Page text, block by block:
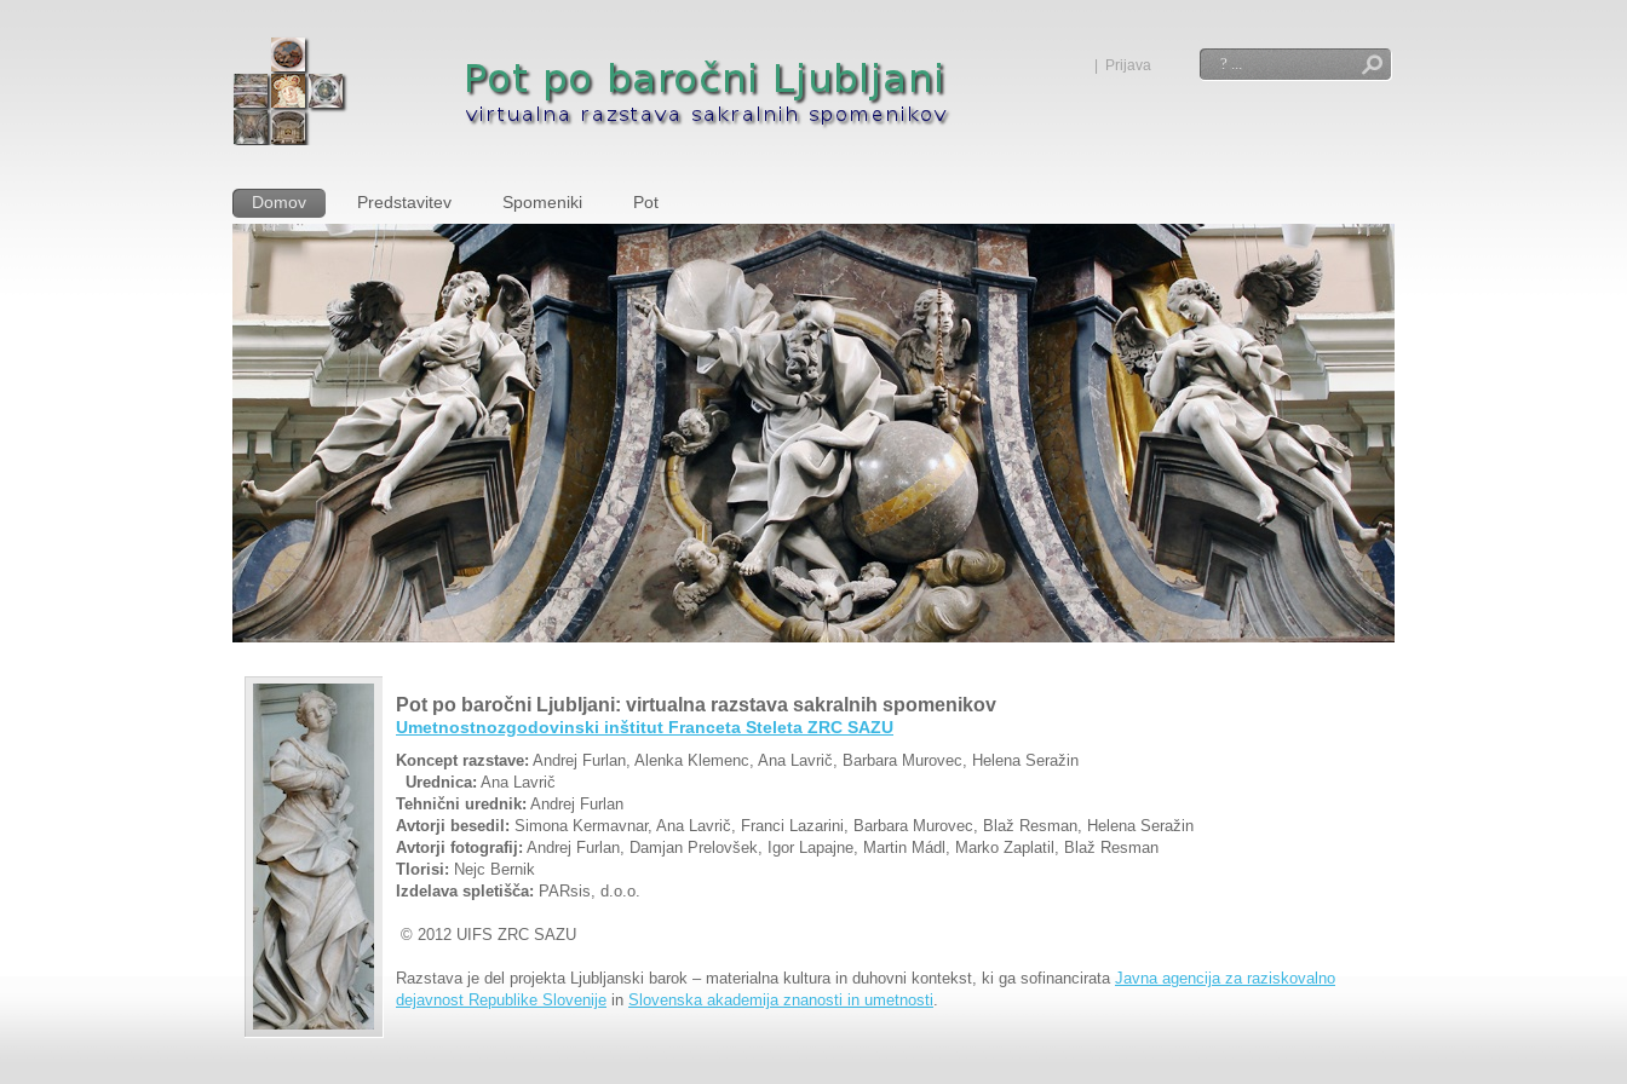
Prijava
Domov Predstavitev Spomeniki Pot
Pot po baročni Ljubljani: virtualna razstava sakralnih spomenikov
Umetnostnozgodovinski inštitut Franceta Steleta ZRC SAZU
Koncept razstave: Andrej Furlan, Alenka Klemenc, Ana Lavrič, Barbara Murovec, Helena Seražin
Urednica: Ana Lavrič
Tehnični urednik: Andrej Furlan
Avtorji besedil: Simona Kermavnar, Ana Lavrič, Franci Lazarini, Barbara Murovec, Blaž Resman, Helena Seražin
Avtorji fotografij: Andrej Furlan, Damjan Prelovšek, Igor Lapajne, Martin Mádl, Marko Zaplatil, Blaž Resman
Tlorisi: Nejc Bernik
Izdelava spletišča: PARsis, d.o.o.
© 2012 UIFS ZRC SAZU
Razstava je del projekta Ljubljanski barok – materialna kultura in duhovni kontekst, ki ga sofinancirata Javna agencija za raziskovalno
dejavnost Republike Slovenije in Slovenska akademija znanosti in umetnosti.